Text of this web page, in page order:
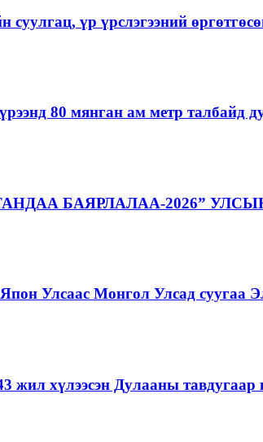
суулгац, үр үрслэгээний
80 мянган ам метр талбайд
БАЯРЛАЛАА-2026”
Улсаас Монгол Улсад суугаа
жил хүлээсэн Дулааны тавдугаар